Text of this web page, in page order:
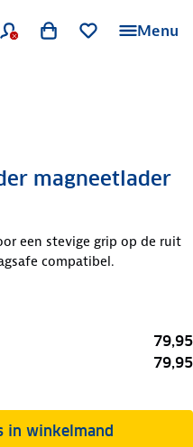
Menu
magneetlader
een stevige grip op de ruit
compatibel.
79,95
79,95
in winkelmand